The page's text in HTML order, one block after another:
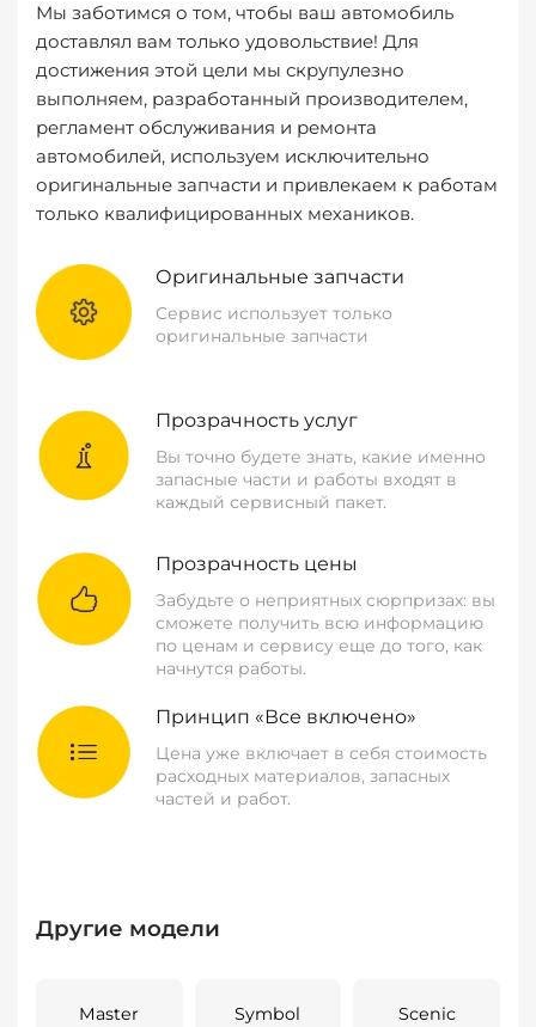
Мы заботимся о том, чтобы ваш автомобиль
доставлял вам только удовольствие! Для
достижения этой цели мы скрупулезно
выполняем, разработанный производителем,
регламент обслуживания и ремонта
автомобилей, используем исключительно
оригинальные запчасти и привлекаем к работам
только квалифицированных механиков.
Оригинальные запчасти
Сервис использует только
оригинальные запчасти
Прозрачность услуг
Вы точно будете знать, какие именно
запасные части и работы входят в
каждый сервисный пакет.
Прозрачность цены
Забудьте о неприятных сюрпризах: вы
сможете получить всю информацию
по ценам и сервису еще до того, как
начнутся работы.
Принцип «Все включено»
Цена уже включает в себя стоимость
расходных материалов, запасных
частей и работ.
Другие модели
Master Symbol Scenic